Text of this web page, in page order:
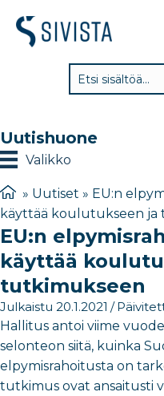
Uutishuone
Valikko
» Uutiset » EU:n
käyttää koulutukseen ja
EU:n
käyttää
tutkimukseen
Julkaistu 20.1.2021 /
Hallitus antoi viime
selonteon siitä, kuinka
elpymisrahoitusta on
tutkimus ovat ansaitusti